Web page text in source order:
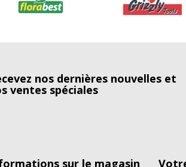
nos dernières nouvelles et
ventes spéciales
sur le magasin